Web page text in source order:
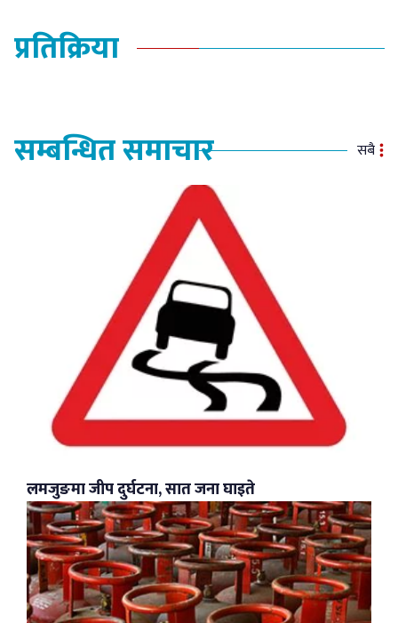
प्रतिक्रिया
सम्बन्धित समाचार सबै
लमजुङमा जीप दुर्घटना, सात जना घाइते